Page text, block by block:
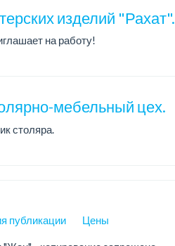
изделий "Рахат".
на работу!
мебельный цех.
столяра.
публикации Цены